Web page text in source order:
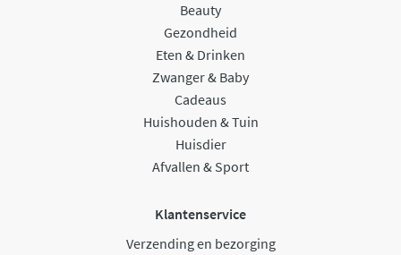
Beauty
Gezondheid
Eten & Drinken
Zwanger & Baby
Cadeaus
Huishouden & Tuin
Huisdier
Afvallen & Sport
Klantenservice
Verzending en bezorging